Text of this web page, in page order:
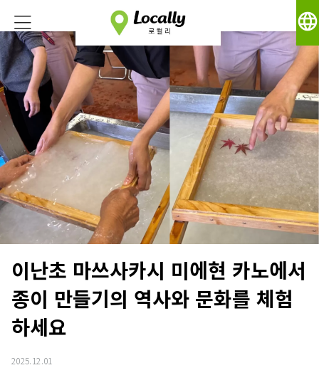
language
이난초 마쓰사카시 미에현 카노에서
종이 만들기의 역사와 문화를 체험
하세요
2025.12.01